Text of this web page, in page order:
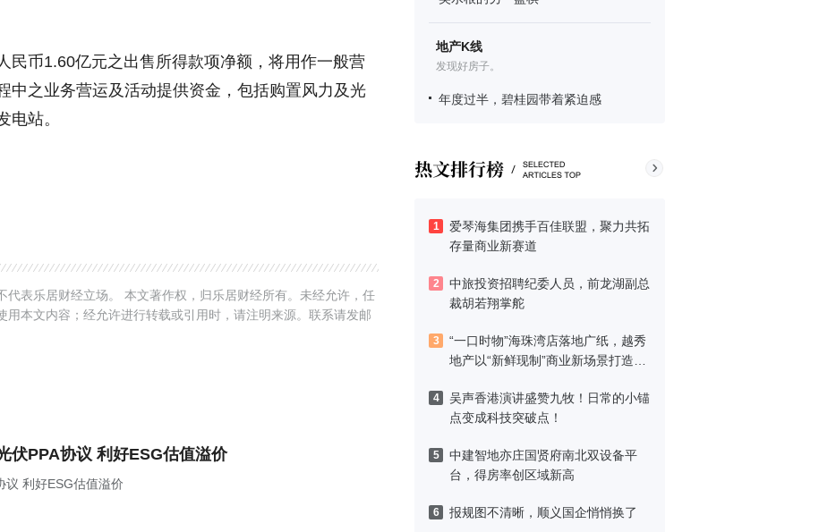
地产K线
发现好房子。
年度过半，碧桂园带着紧迫感
1
爱琴海集团携手百佳联盟，聚力共拓
存量商业新赛道
2
中旅投资招聘纪委人员，前龙湖副总
裁胡若翔掌舵
3
“一口时物”海珠湾店落地广纸，越秀
地产以“新鲜现制”商业新场景打造社
4
吴声香港演讲盛赞九牧！日常的小锚
点变成科技突破点！
5
中建智地亦庄国贤府南北双设备平
台，得房率创区域新高
6 报规图不清晰，顺义国企悄悄换了
民币1.60亿元之出售所得款项净额，将用作一般营
中之业务营运及活动提供资金，包括购置风力及光
电站。
代表乐居财经立场。 本文著作权，归乐居财经所有。未经允许，任
本文内容；经允许进行转载或引用时，请注明来源。联系请发邮
伏PPA协议 利好ESG估值溢价
议 利好ESG估值溢价